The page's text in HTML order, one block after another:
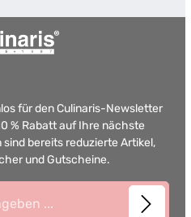
für den Culinaris-Newsletter
% Rabatt auf Ihre nächste
bereits reduzierte Artikel,
und Gutscheine.